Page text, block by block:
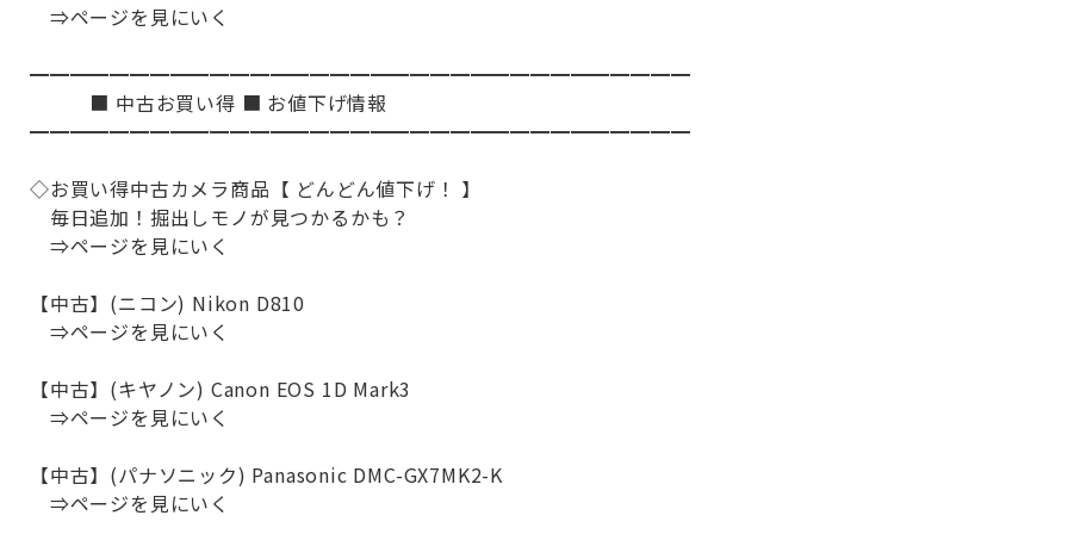
⇒ページを見にいく
━━━━━━━━━━━━━━━━━━━━━━━━━━━━━━━━━
■ 中古お買い得 ■ お値下げ情報
━━━━━━━━━━━━━━━━━━━━━━━━━━━━━━━━━
◇お買い得中古カメラ商品【 どんどん値下げ！ 】
毎日追加！掘出しモノが見つかるかも？
⇒ページを見にいく
【中古】(ニコン) Nikon D810
⇒ページを見にいく
【中古】(キヤノン) Canon EOS 1D Mark3
⇒ページを見にいく
【中古】(パナソニック) Panasonic DMC-GX7MK2-K
⇒ページを見にいく